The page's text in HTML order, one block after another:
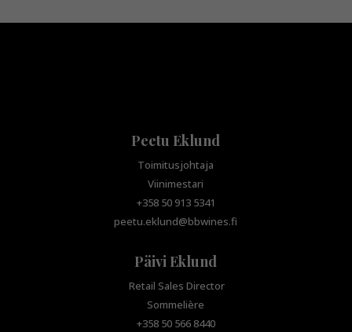
Peetu Eklund
Toimitusjohtaja
Viinimestari
+358 50 913 5341
peetu.eklund@bbwines.fi
Päivi Eklund
Retail Sales Director
Sommelière
+358 50 566 8440